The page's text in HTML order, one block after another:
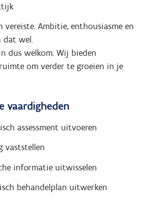
vereiste. Ambitie, enthousiasme en
wel.
dus welkom. Wij bieden
om verder te groeien in je
vaardigheden
assessment uitvoeren
vaststellen
informatie uitwisselen
behandelplan uitwerken